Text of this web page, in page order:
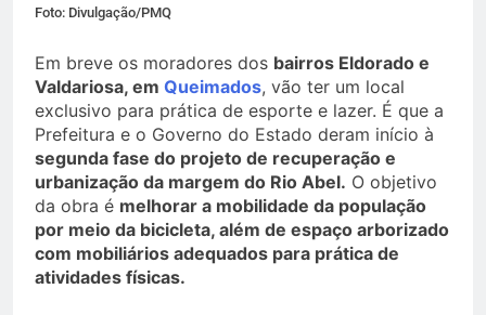
Foto: Divulgação/PMQ
Em breve os moradores dos bairros Eldorado e
Valdariosa, em Queimados, vão ter um local
exclusivo para prática de esporte e lazer. É que a
Prefeitura e o Governo do Estado deram início à
segunda fase do projeto de recuperação e
urbanização da margem do Rio Abel. O objetivo
da obra é melhorar a mobilidade da população
por meio da bicicleta, além de espaço arborizado
com mobiliários adequados para prática de
atividades físicas.